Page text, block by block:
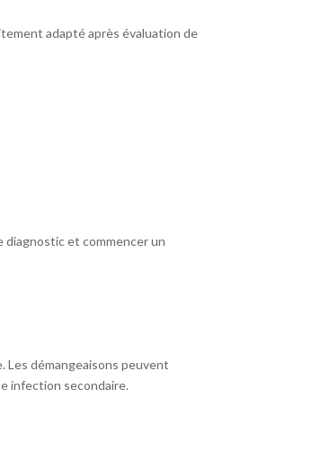
adapté après évaluation de
diagnostic et commencer un
Les démangeaisons peuvent
infection secondaire.